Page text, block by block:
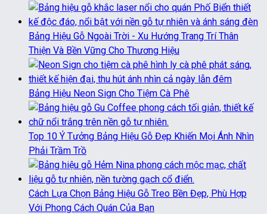
Bảng Hiệu Gỗ Ngoài Trời - Xu Hướng Trang Trí Thân
Thiện Và Bền Vững Cho Thương Hiệu
Bảng Hiệu Neon Sign Cho Tiệm Cà Phê
Top 10 Ý Tưởng Bảng Hiệu Gỗ Đẹp Khiến Mọi Ánh Nhìn
Phải Trầm Trồ
Cách Lựa Chọn Bảng Hiệu Gỗ Treo Bền Đẹp, Phù Hợp
Với Phong Cách Quán Của Bạn